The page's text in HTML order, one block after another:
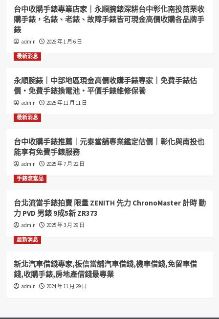
購
手
錶
家
機
車
錢
中
南
投
屋
地
借
錢
找
舖
彰
化
台中收購手錶專業店家｜永順腕錶深耕台中彰化南投苗栗收
購手錶，名錶、老錶、故障手錶皆可現金高價收購各品牌手
錶
admin 2026 年 1 月 6 日
最新消息
永順腕錶｜中部地區現金高價收購手錶專家｜免費手錶估
價・免費手錶換電池・平價手錶維修保養
admin 2025 年 11 月 11 日
最新消息
台中收購手錶推薦｜元泰當舖專業鑑定估價｜彰化與南投也
能享有免費手錶服務
admin 2025 年 7 月 22 日
手錶流當品
台北流當手錶拍賣 限量 ZENITH 先力 ChronoMaster 計時 動
力 PVD 男錶 9成5新 ZR373
admin 2025 年 3 月 29 日
最新消息
新北汽車借錢專家,板信當舖汽車借錢,機車借錢,免留車借
錢,收購手錶,房地產借錢最專業
admin 2024 年 11 月 29 日